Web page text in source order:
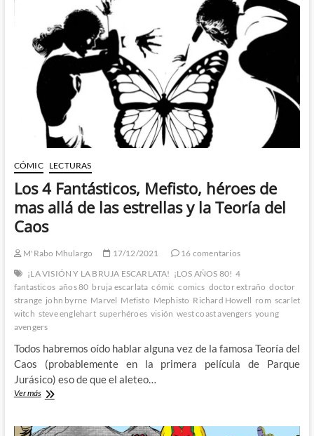
la
Visión:
La
semana
Adams
(V)
CÓMIC LECTURAS
Los 4 Fantásticos, Mefisto, héroes de
mas allá de las estrellas y la Teoría del
Caos
M'Rabo Mhulargo 17/12/2021
16 comentarios
¡LA VISIÓN Y LA BRUJA ESCARLATA! ¡LOS AÑOS 80! 4
fantasticos años 80 bruja escarlata cómic comics doctor extraño doctor
strange john byrne Marvel Mefisto Mephisto Richard Howell rom scarlet
witch steve englehart superhéroes visión west coast avengers young
avengers
Todos habremos oído hablar alguna vez de la famosa Teoría del
Caos (probablemente en la primera película de Parque
Jurásico) eso de que el aleteo…
Ver másLos
Mefisto,